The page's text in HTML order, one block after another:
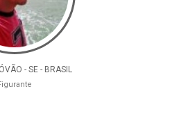
- SE - BRASIL